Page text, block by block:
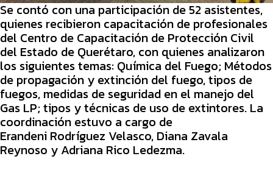
Se contó con una participación de 52 asistentes,
quienes recibieron capacitación de profesionales
del Centro de Capacitación de Protección Civil
del Estado de Querétaro, con quienes analizaron
los siguientes temas: Química del Fuego; Métodos
de propagación y extinción del fuego, tipos de
fuegos, medidas de seguridad en el manejo del
Gas LP; tipos y técnicas de uso de extintores. La
coordinación estuvo a cargo de
Erandeni Rodríguez Velasco, Diana Zavala
Reynoso y Adriana Rico Ledezma.